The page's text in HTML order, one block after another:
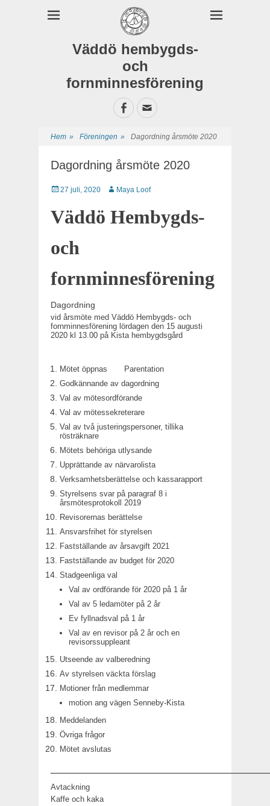
Väddö hembygds-
och
fornminnesförening
Facebook
E-
postadress
Hem » Föreningen » Dagordning årsmöte 2020
Dagordning årsmöte 2020
Publicerat
27 juli, 2020 Författare
Maya Loof
Väddö Hembygds-
och
fornminnesförening
Dagordning
vid årsmöte med Väddö Hembygds- och
fornminnesförening lördagen den 15 augusti
2020 kl 13.00 på Kista hembygdsgård
Mötet öppnas Parentation
Godkännande av dagordning
Val av mötesordförande
Val av mötessekreterare
Val av två justeringspersoner, tillika
rösträknare
Mötets behöriga utlysande
Upprättande av närvarolista
Verksamhetsberättelse och kassarapport
Styrelsens svar på paragraf 8 i
årsmötesprotokoll 2019
Revisorernas berättelse
Ansvarsfrihet för styrelsen
Fastställande av årsavgift 2021
Fastställande av budget för 2020
Stadgeenliga val
Val av ordförande för 2020 på 1 år
Val av 5 ledamöter på 2 år
Ev fyllnadsval på 1 år
Val av en revisor på 2 år och en
revisorssuppleant
Utseende av valberedning
Av styrelsen väckta förslag
Motioner från medlemmar
motion ang vägen Senneby-Kista
Meddelanden
Övriga frågor
Mötet avslutas
Avtackning
Kaffe och kaka